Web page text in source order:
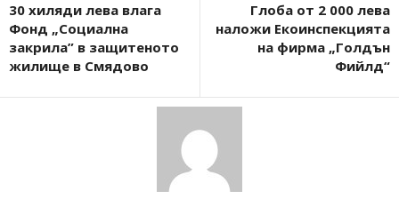
30 хиляди лева влага
Фонд „Социална
закрила” в защитеното
жилище в Смядово
Глоба от 2 000 лева
наложи Екоинспекцията
на фирма „Голдън
Фийлд“